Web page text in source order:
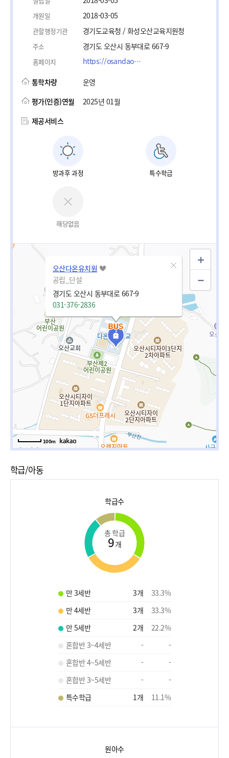
개원일 2018-03-05
관할행정기관 경기도교육청 / 화성오산교육지원청
주소 경기도 오산시 동부대로 667-9
홈페이지 https://osandaon-k.goehs.kr/osandaon-k/main.do
통학차량
운영
평가(인증)연월
2025년 01월
제공서비스
방과후 과정 특수학급
해당없음
오산다온유치원
공립_단설
경기도 오산시 동부대로 667-9
031-376-2836
100m
학급/아동
학급수
총 학급
9개
만 3세반 3개 33.3%
만 4세반
3개 33.3%
만 5세반
2개 22.2%
혼합반 3~4세반
-
-
혼합반 4~5세반
-
-
혼합반 3~5세반
-
-
특수학급
1개 11.1%
원아수